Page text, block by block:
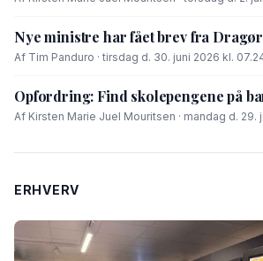
Nye ministre har fået brev fra Dragør
Af Tim Panduro · tirsdag d. 30. juni 2026 kl.
Opfordring: Find skolepengene på
Af Kirsten Marie Juel Mouritsen · mandag d. 29.
ERHVERV